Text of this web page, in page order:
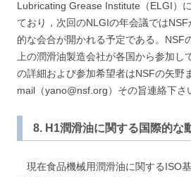
Lubricating Grease Institute（ELGI）
ており，次回のNLGIの年会議では
的な会合が開かれる予定である。NSF
上の潤滑油製造会社が各国から参加し
の詳細および参加希望者はNSFの矢野
mail（yano@nsf.org）その旨連絡下さ
8. H1潤滑油に関する国際的な
現在食品機械用潤滑油に関するISO